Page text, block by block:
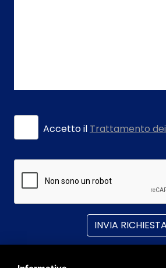
Accetto il Trattamento
INVIA RICHIESTA